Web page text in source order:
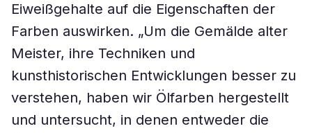
Eiweißgehalte auf die Eigenschaften der
Farben auswirken. „Um die Gemälde alter
Meister, ihre Techniken und
kunsthistorischen Entwicklungen besser zu
verstehen, haben wir Ölfarben hergestellt
und untersucht, in denen entweder die